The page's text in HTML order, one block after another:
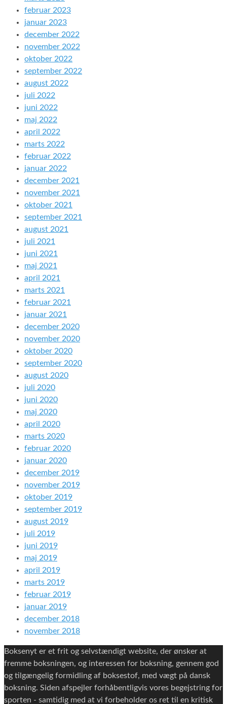
februar 2023
januar 2023
december 2022
november 2022
oktober 2022
september 2022
august 2022
juli 2022
juni 2022
maj 2022
april 2022
marts 2022
februar 2022
januar 2022
december 2021
november 2021
oktober 2021
september 2021
august 2021
juli 2021
juni 2021
maj 2021
april 2021
marts 2021
februar 2021
januar 2021
december 2020
november 2020
oktober 2020
september 2020
august 2020
juli 2020
juni 2020
maj 2020
april 2020
marts 2020
februar 2020
januar 2020
december 2019
november 2019
oktober 2019
september 2019
august 2019
juli 2019
juni 2019
maj 2019
april 2019
marts 2019
februar 2019
januar 2019
december 2018
november 2018
Boksenyt er et frit og selvstændigt website, der ønsker at
fremme boksningen, og interessen for boksning, gennem god
og tilgængelig formidling af boksestof, med vægt på dansk
boksning. Siden afspejler forhåbentligvis vores begejstring for
sporten - samtidig med at vi forbeholder os ret til en kritisk